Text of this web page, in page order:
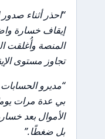
“احذر أثناء
المنصة وأُغلقت
تجاوز مستوى
“مديرو
بي عدة مرات
الأموال بعد
بل ضغطًا.”